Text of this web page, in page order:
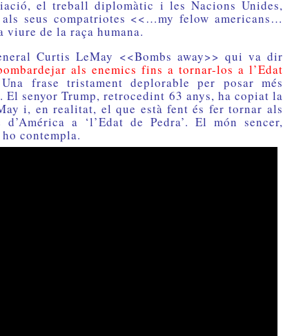
el treball diplomàtic i les Nacions Unides,
seus compatriotes <<…my felow americans…
viure de la raça humana.
Curtis LeMay <<Bombs away>> qui va dir
als enemics fins a tornar-los a l’Edat
frase tristament deplorable per posar més
El senyor Trump, retrocedint 63 anys, ha copiat la
i, en realitat, el que està fent és fer tornar als
d’América a ‘l’Edat de Pedra’. El món sencer,
contempla.